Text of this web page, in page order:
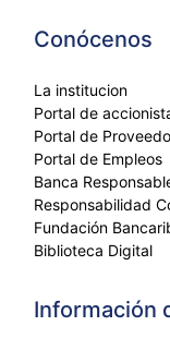
Conócenos
La institucion
Portal de
Portal de
Portal de Empleos
Banca
Responsabilidad
Fundación
Biblioteca Digital
Información